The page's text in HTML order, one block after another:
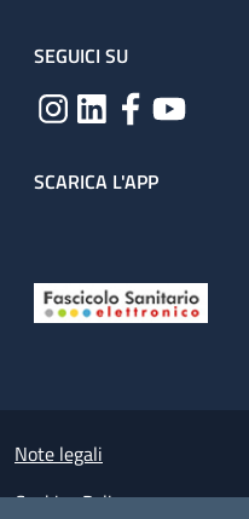
SEGUICI SU
SCARICA L'APP
Small prints
Note legali
Cookies Policy